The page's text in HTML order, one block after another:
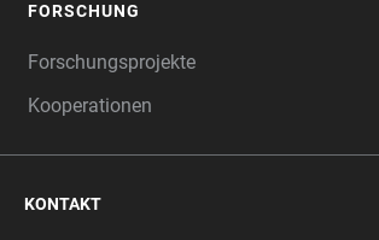
FORSCHUNG
Forschungsprojekte
Kooperationen
KONTAKT